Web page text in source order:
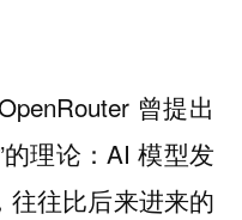
曾提出
理论：AI 模型发
往比后来进来的